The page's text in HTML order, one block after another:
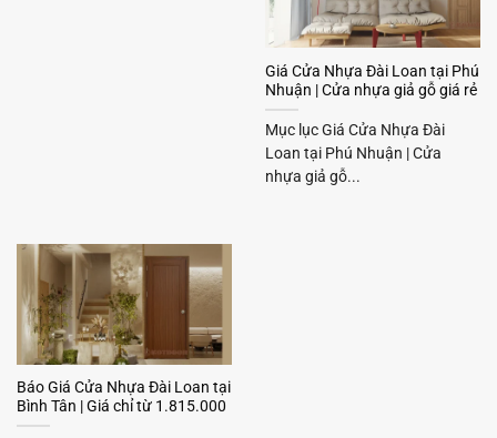
Giá Cửa Nhựa Đài Loan tại Phú
Nhuận | Cửa nhựa giả gỗ giá rẻ
Mục lục Giá Cửa Nhựa Đài
Loan tại Phú Nhuận | Cửa
nhựa giả gỗ...
Báo Giá Cửa Nhựa Đài Loan tại
Bình Tân | Giá chỉ từ 1.815.000